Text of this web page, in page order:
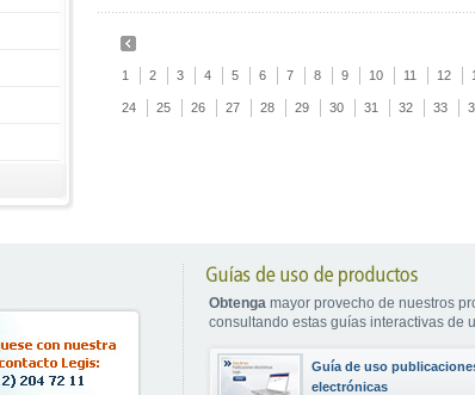
1 2 3 4 5 6 7 8 9 10 11 12
24 25 26 27 28 29 30 31 32 33
Obtenga mayor provecho de nuestros
consultando estas guías interactivas de
Guía de uso
electrónicas